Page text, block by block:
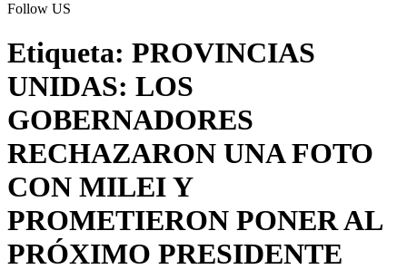
Follow US
Etiqueta: PROVINCIAS
UNIDAS: LOS
GOBERNADORES
RECHAZARON UNA FOTO
CON MILEI Y
PROMETIERON PONER AL
PRÓXIMO PRESIDENTE